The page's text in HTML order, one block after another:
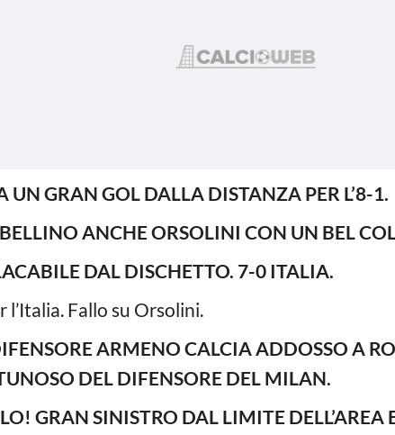
UN GRAN GOL DALLA DISTANZA PER L’8-1.
ANCHE ORSOLINI CON UN BEL
DAL DISCHETTO. 7-0 ITALIA.
l’Italia. Fallo su Orsolini.
ARMENO CALCIA ADDOSSO A
DEL DIFENSORE DEL MILAN.
GRAN SINISTRO DAL LIMITE DELL’AREA